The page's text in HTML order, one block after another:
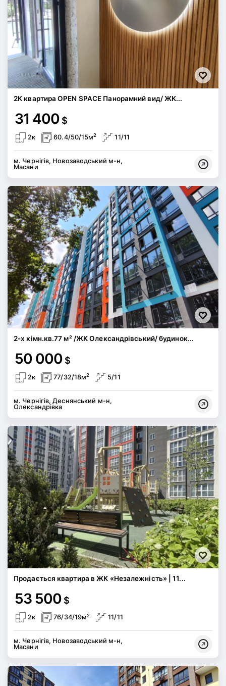
2К квартира OPEN SPACE Панорамний вид/ ЖК...
31 400 $
2к 60.4/50/15м2 11/11
м. Чернігів, Новозаводський м-н,
Масани
2-х кімн.кв.77 м² /ЖК Олександрівський/ будинок...
50 000 $
2к 77/32/18м2 5/11
м. Чернігів, Деснянський м-н,
Олександрівка
Продається квартира в ЖК «Незалежність» | 11...
53 500 $
2к 76/34/19м2 11/11
м. Чернігів, Новозаводський м-н,
Масани